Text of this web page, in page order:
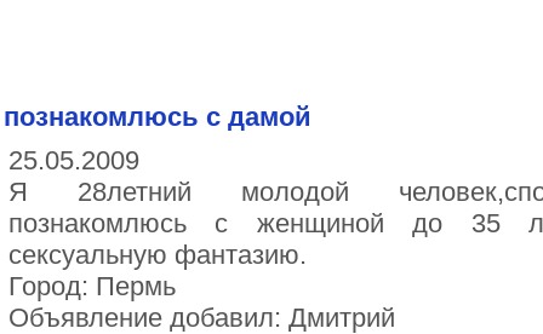
познакомлюсь с дамой
25.05.2009
Я 28летний молодой
познакомлюсь с женщиной до 35
сексуальную фантазию.
Город: Пермь
Объявление добавил: Дмитрий